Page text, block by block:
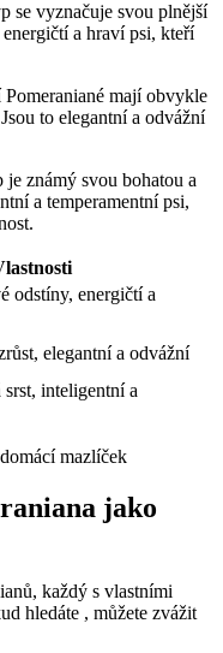
se vyznačuje svou plnější
a hraví psi, kteří
Pomeraniané mají obvykle
to elegantní a odvážní
je známý svou bohatou a‍
a temperamentní ‍psi,‍
odstíny, energičtí​ a
elegantní a odvážní
inteligentní a
jako
každý ​s‍ vlastními
hledáte , můžete zvážit